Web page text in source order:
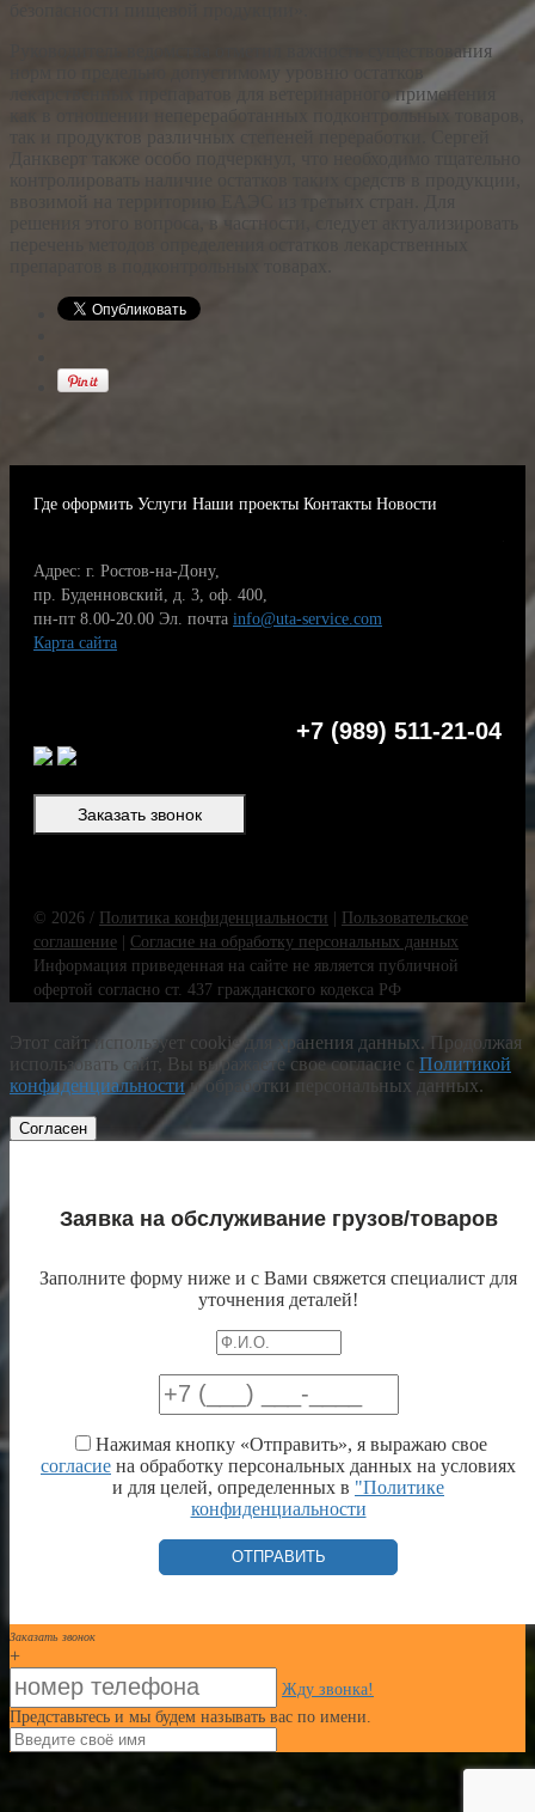
Руководитель ведомства отметил важность существования
лекарственных препаратов для ветеринарного применения
как в отношении непереработанных подконтрольных товаров,
контролировать наличие остатков таких средств в продукции,
решения этого вопроса, в частности, следует актуализировать
Где оформить Услуги Наши проекты Контакты Новости
Адрес: г. Ростов-на-Дону,
пр. Буденновский, д. 3, оф. 400,
пн-пт 8.00-20.00 Эл. почта info@uta-service.com
Карта сайта
+7 (989) 511-21-04
Заказать звонок
© 2026 / Политика конфиденциальности | Пользовательское
соглашение | Согласие на обработку персональных данных
Информация приведенная на сайте не является публичной
офертой согласно ст. 437 гражданского кодекса РФ
Этот сайт использует cookie для хранения данных. Продолжая
использовать сайт, Вы выражаете свое согласие с Политикой
конфиденциальности и обработки персональных данных.
Согласен
Заявка на обслуживание грузов/товаров
Заполните форму ниже и с Вами свяжется специалист для
уточнения деталей!
Нажимая кнопку «Отправить», я выражаю свое
согласие на обработку персональных данных на условиях
и для целей, определенных в "Политике
конфиденциальности
Заказать звонок
+
Жду звонка!
Представьтесь и мы будем называть вас по имени.